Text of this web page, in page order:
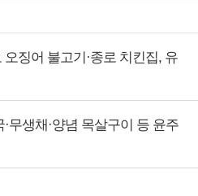
징어 불고기·종로 치킨집, 유
무생채·양념 목살구이 등 윤주